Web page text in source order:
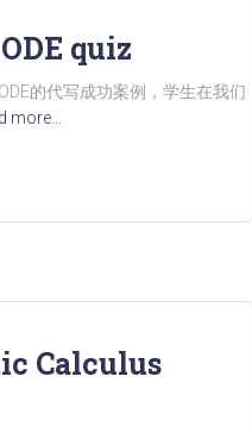
quiz
的代写成功案例，学生在我们
more…
Calculus